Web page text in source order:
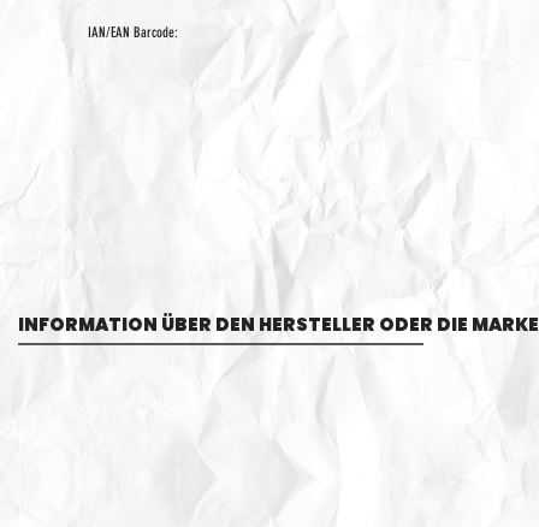
IAN/EAN Barcode:
INFORMATION ÜBER DEN HERSTELLER ODER DIE MARKE